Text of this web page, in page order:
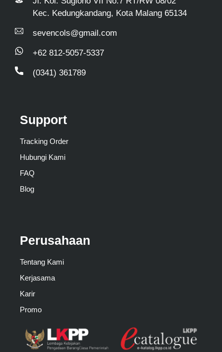
Kec. Kedungkandang, Kota Malang 65134
sevencols@gmail.com
+62 812-5057-5337
(0341) 361789
Support
Tracking Order
Hubungi Kami
FAQ
Blog
Perusahaan
Tentang Kami
Kerjasama
Karir
Promo